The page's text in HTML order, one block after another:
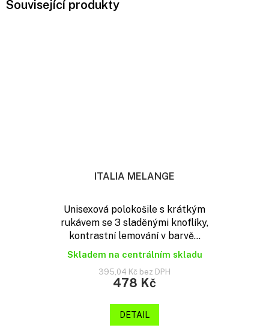
Související produkty
ITALIA MELANGE
Unisexová polokošile s krátkým
rukávem se 3 sladěnými knoflíky,
kontrastní lemování v barvě...
Skladem na centrálním skladu
395,04 Kč bez DPH
478 Kč
DETAIL